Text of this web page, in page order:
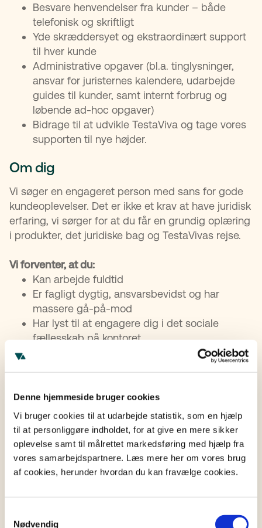
Denne hjemmeside bruger cookies
Vi bruger cookies til at udarbejde statistik, som en hjælp
til at personliggøre indholdet, for at give en mere sikker
oplevelse samt til målrettet markedsføring med hjælp fra
vores samarbejdspartnere. Læs mere her om vores brug
af cookies, herunder hvordan du kan fravælge cookies.
Nødvendig
Besvare henvendelser fra kunder – både
telefonisk og skriftligt
Yde skræddersyet og ekstraordinært support
til hver kunde
Administrative opgaver (bl.a. tinglysninger,
ansvar for juristernes kalendere, udarbejde
guides til kunder, samt internt forbrug og
løbende ad-hoc opgaver)
Bidrage til at udvikle TestaViva og tage vores
supporten til nye højder.
Om dig
Vi søger en engageret person med sans for gode
kundeoplevelser. Det er ikke et krav at have juridisk
erfaring, vi sørger for at du får en grundig oplæring
i produkter, det juridiske bag og TestaVivas rejse.
Vi forventer, at du:
Kan arbejde fuldtid
Er fagligt dygtig, ansvarsbevidst og har
massere gå-på-mod
Har lyst til at engagere dig i det sociale
fællesskab på kontoret
Er arbejdsom, har lyst til at lære og er
vores kunder en tryg vejledning
Det er en fordel, hvis du har erfaring med
kundesupport, men ikke et krav.
Vi tilbyder
TestaViva er en af Danmarks hurtigst voksende
familier at sikre sig juridisk og økonomisk. Dette gør